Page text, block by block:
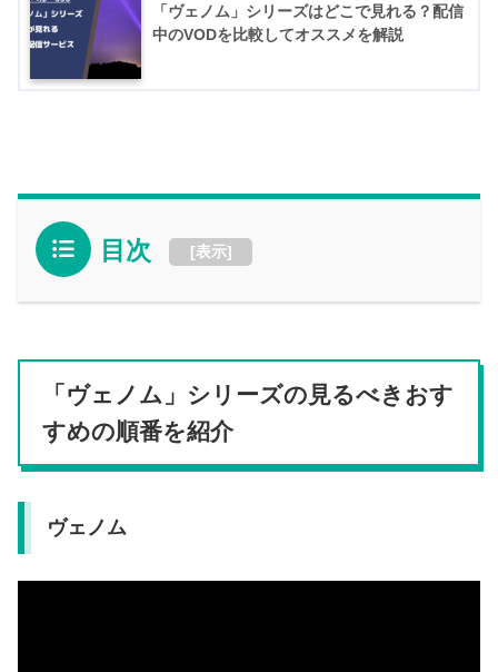
「ヴェノム」シリーズはどこで見れる？配信
中のVODを比較してオススメを解説
目次 [表示]
「ヴェノム」シリーズの見るべきおす
すめの順番を紹介
ヴェノム